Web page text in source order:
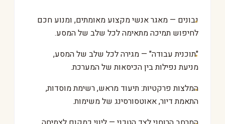
נבונים — מאגר אנשי מקצוע מאומתים, ומנוע חכם
לחיפוש תמיכה מתאימה לכל שלב של המסע.
"תוכנית עבודה" — מגירה לכל שלב של המסע,
מניעת נפילות בין הכיסאות של המערכת.
המלצות פרקטיות: תיעוד מראש, רשימת מוסדות,
התאמת דיור, אאוטסורסינג של משימות.